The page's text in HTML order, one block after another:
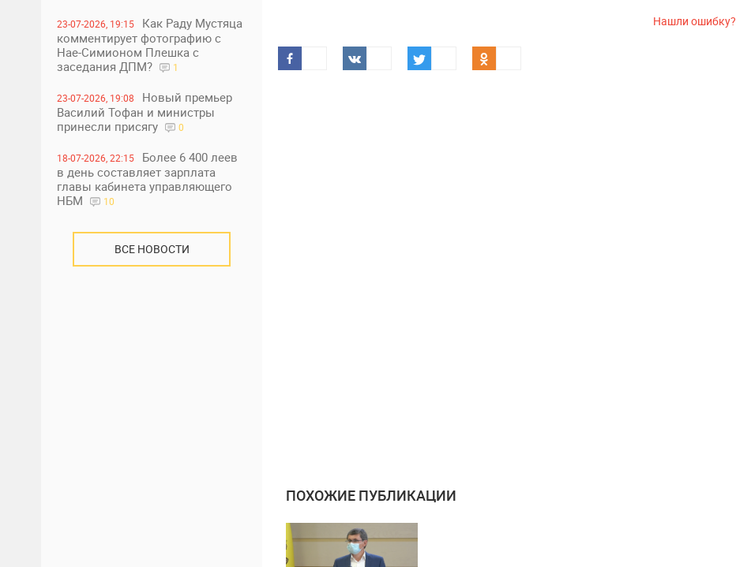
23-07-2026, 19:15
Как Раду Мустяца
комментирует фотографию с
Нае-Симионом Плешка с
заседания ДПМ?
1
23-07-2026, 19:08
Новый премьер
Василий Тофан и министры
принесли присягу
0
18-07-2026, 22:15
Более 6 400 леев
в день составляет зарплата
главы кабинета управляющего
НБМ
10
ВСЕ НОВОСТИ
Нашли ошибку?
ПОХОЖИЕ ПУБЛИКАЦИИ